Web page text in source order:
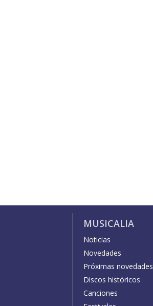
MUSICALIA
Noticias
Novedades
Próximas novedades
Discos históricos
Canciones